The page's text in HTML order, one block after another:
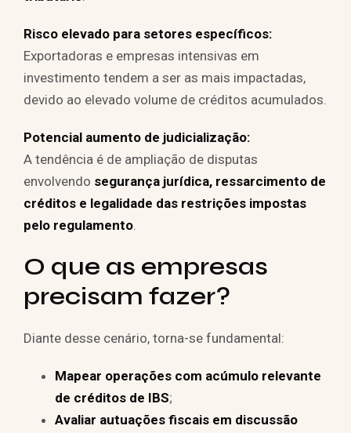
Risco elevado para setores específicos:
Exportadoras e empresas intensivas em
investimento tendem a ser as mais impactadas,
devido ao elevado volume de créditos acumulados.
Potencial aumento de judicialização:
A tendência é de ampliação de disputas
envolvendo segurança jurídica, ressarcimento de
créditos e legalidade das restrições impostas
pelo regulamento.
O que as empresas
precisam fazer?
Diante desse cenário, torna-se fundamental:
Mapear operações com acúmulo relevante
de créditos de IBS;
Avaliar autuações fiscais em discussão